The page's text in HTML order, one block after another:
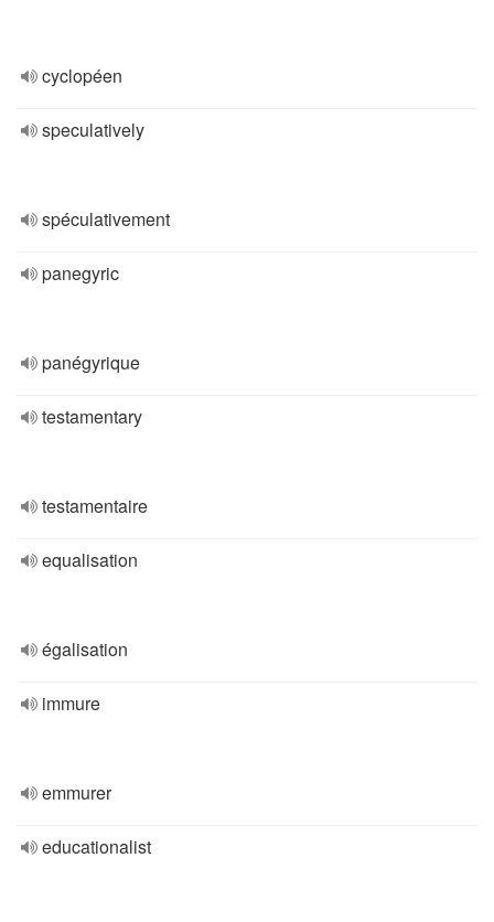
cyclopéen
speculatively
spéculativement
panegyric
panégyrique
testamentary
testamentaire
equalisation
égalisation
immure
emmurer
educationalist